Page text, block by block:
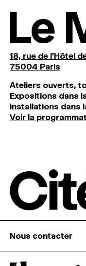
Le
18, rue de l'Hôtel
75004 Paris
Ateliers ouverts,
Expositions dans
installations dans
Voir la
Nous contacter